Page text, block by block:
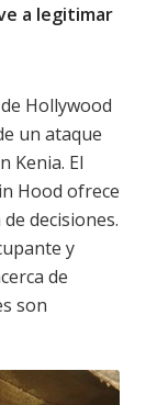
a legitimar
Hollywood
un ataque
Kenia. El
Hood ofrece
decisiones.
y
de
son